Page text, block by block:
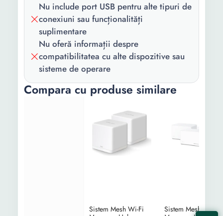
Tehnologie:
Beamforming Dual-band
Seamless Roaming
Dimensiuni
(mm)::
88 x 88 x 88
Standard Wi-
Fi:
WPA-PSK/WPA2-PSK SPI
Firewall
Nu include port USB pentru alte tipuri de
conexiuni sau funcționalități
suplimentare
Nu oferă informații despre
compatibilitatea cu alte dispozitive sau
sisteme de operare
Compara cu produse similare
Sistem Mesh Wi-Fi
Sistem Mesh Wi-Fi